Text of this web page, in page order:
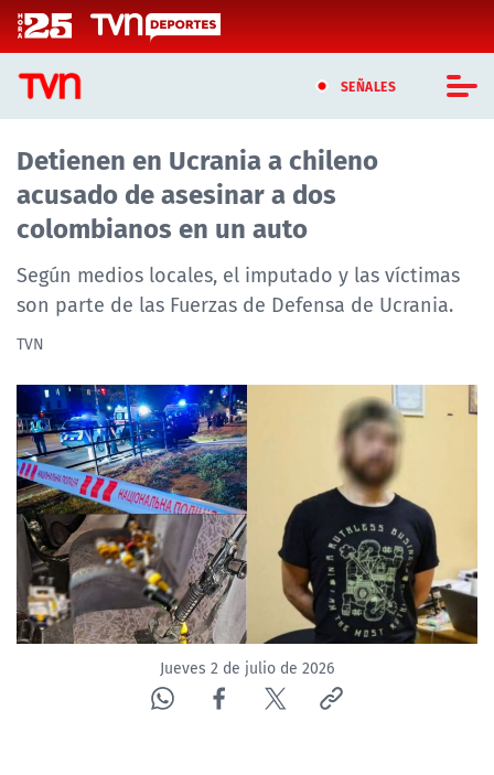
Click acá para ir directamente al contenido
SEÑALES
CASTING MASTERCHEF CHILE
CASTING TVN VERTICAL
TVN VERTICAL
TVN PLAY
TELESERIES
NTV
ACTUALIDAD Y TENDENCIAS
CORPORATIVO Y TRANSPARENCIA
CANAL DE DENUNCIAS
ÁREA DE PROYECTOS
Detienen en Ucrania a chileno
acusado de asesinar a dos
colombianos en un auto
Según medios locales, el imputado y las víctimas
son parte de las Fuerzas de Defensa de Ucrania.
TVN
Jueves 2 de julio de 2026